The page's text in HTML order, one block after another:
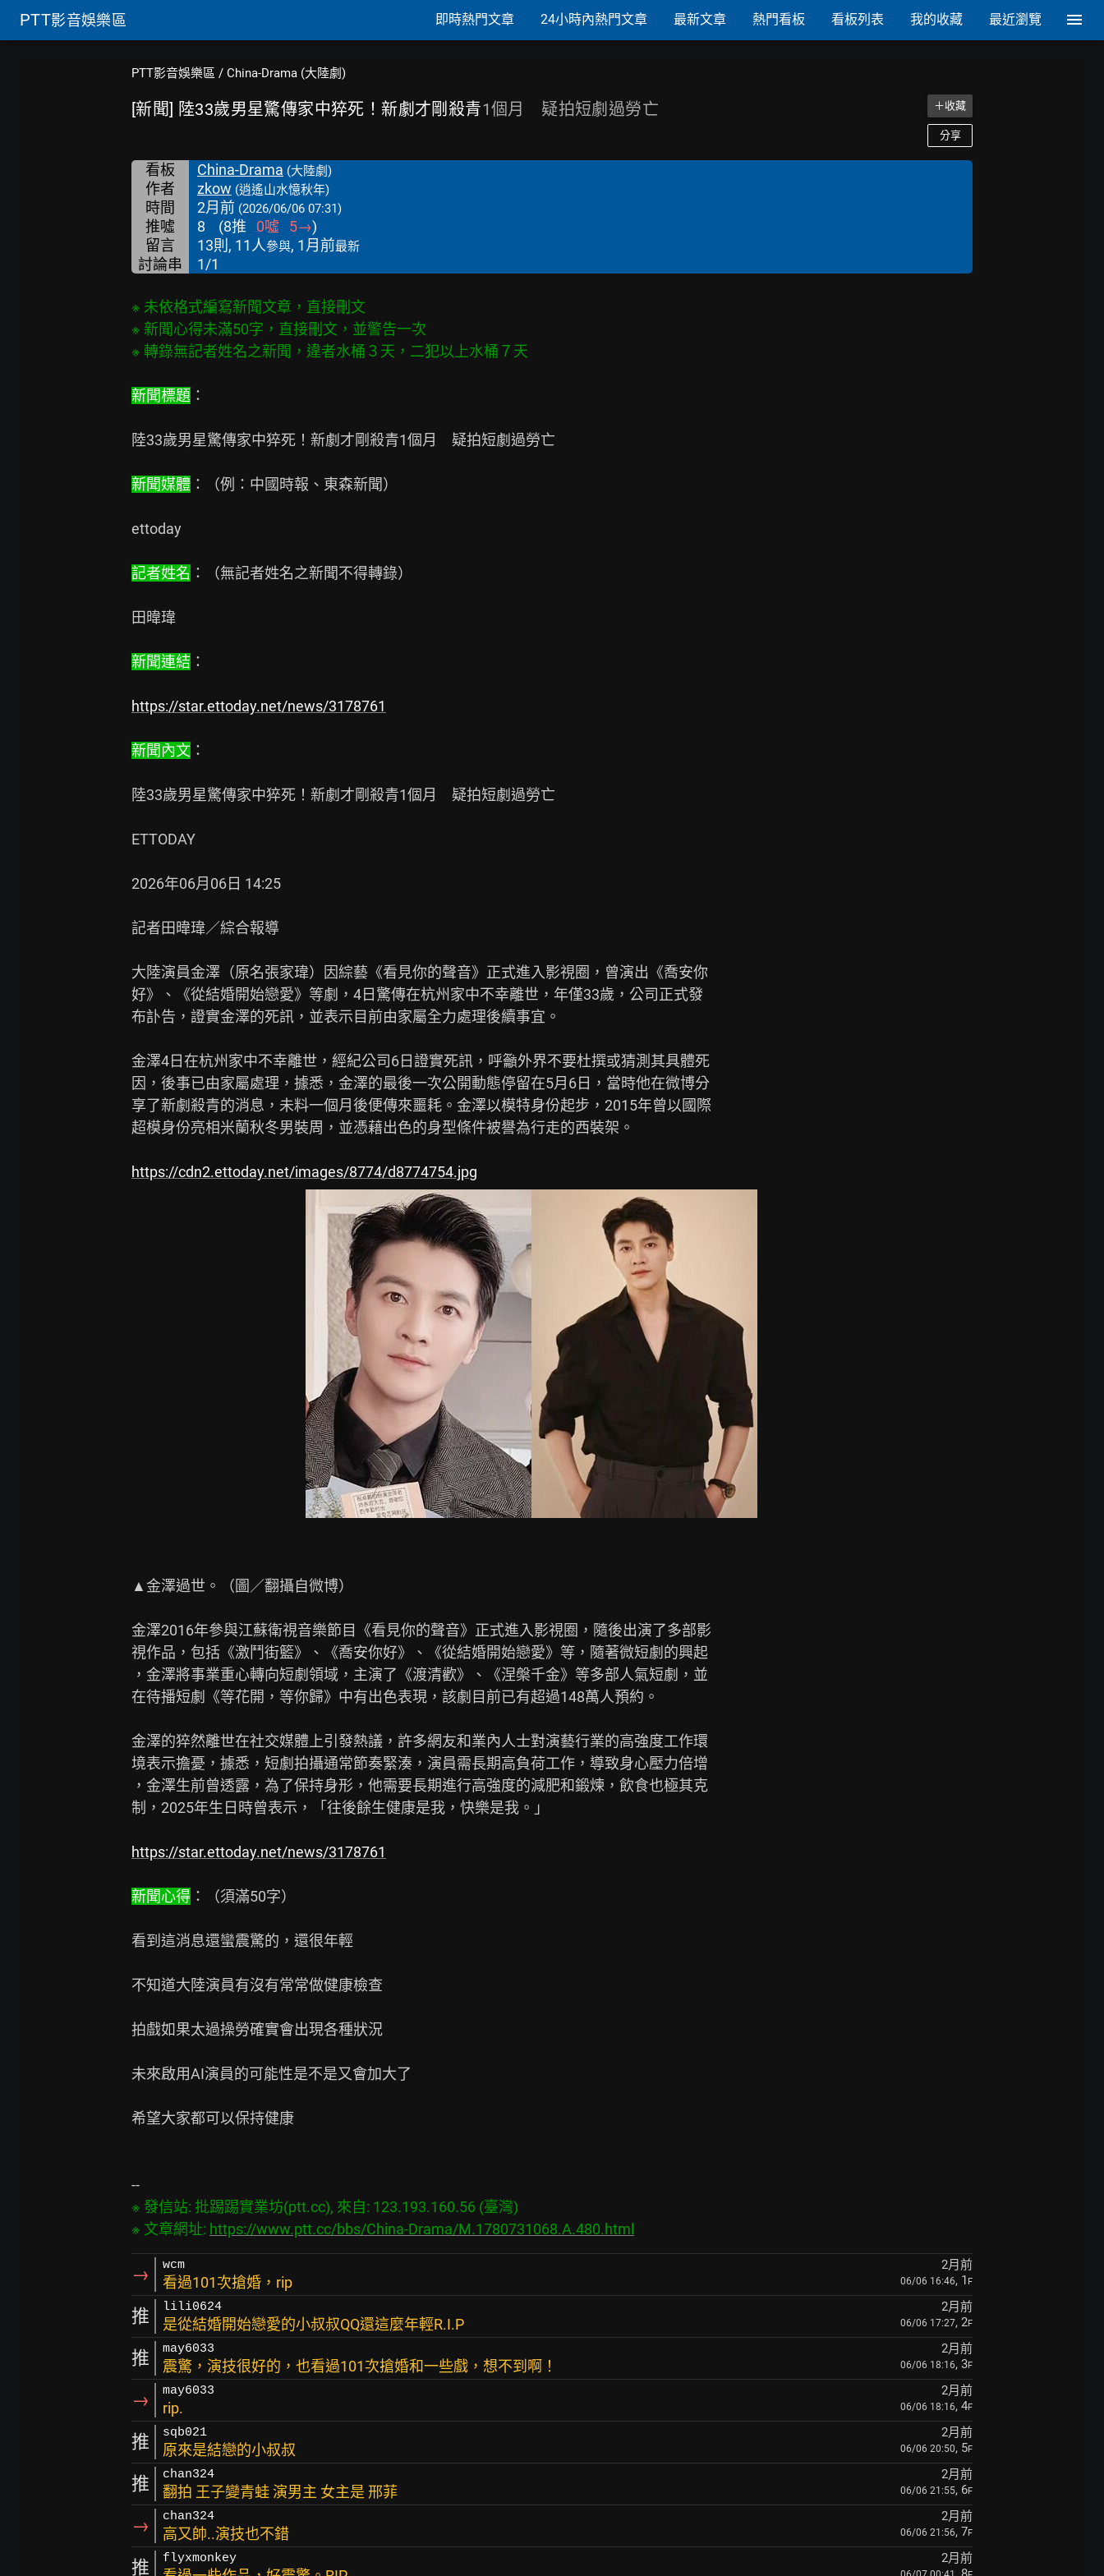
PTT影音娛樂區 即時熱門文章 24小時內熱門文章 最新文章 熱門看板 看板列表 我的收藏 最近瀏覽
PTT影音娛樂區 / China-Drama (大陸劇)
[新聞] 陸33歲男星驚傳家中猝死！新劇才剛殺青1個月 疑拍短劇過勞亡 ＋收藏
分享
看板 China-Drama (大陸劇)
作者 zkow (逍遙山水憶秋年)
時間 2月前 (2026/06/06 07:31)
推噓 8 (8推 0噓 5→)
留言
13則, 11人參與, 1月前最新
討論串 1/1
※ 未依格式編寫新聞文章，直接刪文
※ 新聞心得未滿50字，直接刪文，並警告一次
新聞標題 ：
陸33歲男星驚傳家中猝死！新劇才剛殺青1個月　疑拍短劇過勞亡
新聞媒體 ：（例：中國時報、東森新聞）
ettoday
記者姓名 ：（無記者姓名之新聞不得轉錄）
田暐瑋
新聞連結 ：
https://star.ettoday.net/news/3178761
新聞內文 ：
陸33歲男星驚傳家中猝死！新劇才剛殺青1個月　疑拍短劇過勞亡
ETTODAY
2026年06月06日 14:25
記者田暐瑋／綜合報導
大陸演員金澤（原名張家瑋）因綜藝《看見你的聲音》正式進入影視圈，曾演出《喬安你
好》、《從結婚開始戀愛》等劇，4日驚傳在杭州家中不幸離世，年僅33歲，公司正式發
布訃告，證實金澤的死訊，並表示目前由家屬全力處理後續事宜。
金澤4日在杭州家中不幸離世，經紀公司6日證實死訊，呼籲外界不要杜撰或猜測其具體死
因，後事已由家屬處理，據悉，金澤的最後一次公開動態停留在5月6日，當時他在微博分
享了新劇殺青的消息，未料一個月後便傳來噩耗。金澤以模特身份起步，2015年曾以國際
超模身份亮相米蘭秋冬男裝周，並憑藉出色的身型條件被譽為行走的西裝架。
https://cdn2.ettoday.net/images/8774/d8774754.jpg
▲金澤過世。（圖／翻攝自微博）
金澤2016年參與江蘇衛視音樂節目《看見你的聲音》正式進入影視圈，隨後出演了多部影
視作品，包括《激鬥街籃》、《喬安你好》、《從結婚開始戀愛》等，隨著微短劇的興起
，金澤將事業重心轉向短劇領域，主演了《渡清歡》、《涅槃千金》等多部人氣短劇，並
在待播短劇《等花開，等你歸》中有出色表現，該劇目前已有超過148萬人預約。
金澤的猝然離世在社交媒體上引發熱議，許多網友和業內人士對演藝行業的高強度工作環
境表示擔憂，據悉，短劇拍攝通常節奏緊湊，演員需長期高負荷工作，導致身心壓力倍增
，金澤生前曾透露，為了保持身形，他需要長期進行高強度的減肥和鍛煉，飲食也極其克
制，2025年生日時曾表示，「往後餘生健康是我，快樂是我。」
https://star.ettoday.net/news/3178761
新聞心得 ：（須滿50字）
看到這消息還蠻震驚的，還很年輕
不知道大陸演員有沒有常常做健康檢查
拍戲如果太過操勞確實會出現各種狀況
未來啟用AI演員的可能性是不是又會加大了
希望大家都可以保持健康
※ 發信站: 批踢踢實業坊(ptt.cc), 來自: 123.193.160.56 (臺灣)
※ 文章網址: https://www.ptt.cc/bbs/China-Drama/M.1780731068.A.480.html
→ wcm 2月前
看過101次搶婚，rip 06/06 16:46, 1 F
推 lili0624 2月前
是從結婚開始戀愛的小叔叔QQ還這麼年輕R.I.P 06/06 17:27, 2F
推 may6033 2月前
震驚，演技很好的，也看過101次搶婚和一些戲，想不到啊！ 06/06 18:16, 3F
→ may6033 2月前
rip. 06/06 18:16, 4F
推 sqb021 2月前
原來是結戀的小叔叔 06/06 20:50, 5F
推 chan324 2月前
翻拍 王子變青蛙 演男主 女主是 邢菲 06/06 21:55, 6F
→ chan324 2月前
高又帥..演技也不錯 06/06 21:56, 7F
推 flyxmonkey 2月前